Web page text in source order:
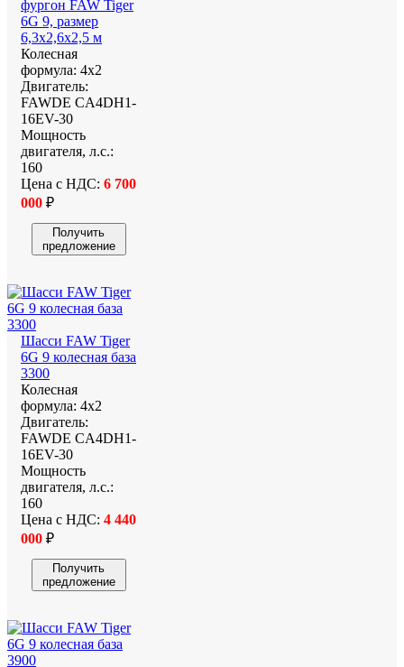
фургон FAW Tiger
6G 9, размер
6,3x2,6x2,5 м
Колесная
формула: 4х2
Двигатель:
FAWDE CA4DH1-
16EV-30
Мощность
двигателя, л.с.:
160
Цена с НДС: 6 700
000 ₽
Получить
предложение
Шасси FAW Tiger
6G 9 колесная база
3300
Колесная
формула: 4х2
Двигатель:
FAWDE CA4DH1-
16EV-30
Мощность
двигателя, л.с.:
160
Цена с НДС: 4 440
000 ₽
Получить
предложение